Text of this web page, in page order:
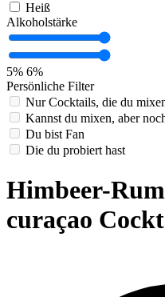
Heiß
Alkoholstärke
5% 6%
Persönliche Filter
Nur Cocktails, die du
Kannst du mixen, aber
Du bist Fan
Die du probiert hast
Himbeer-
curaçao